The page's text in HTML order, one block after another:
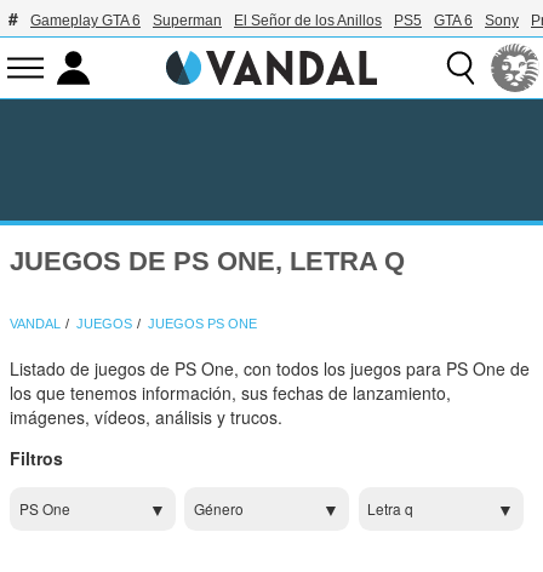
Gameplay GTA 6 Superman El Señor de los Anillos PS5 GTA 6 Sony
JUEGOS DE PS ONE, LETRA Q
VANDAL JUEGOS JUEGOS PS ONE
Listado de juegos de PS One, con todos los juegos para PS One de
los que tenemos información, sus fechas de lanzamiento,
imágenes, vídeos, análisis y trucos.
Filtros
PS One Género Letra q